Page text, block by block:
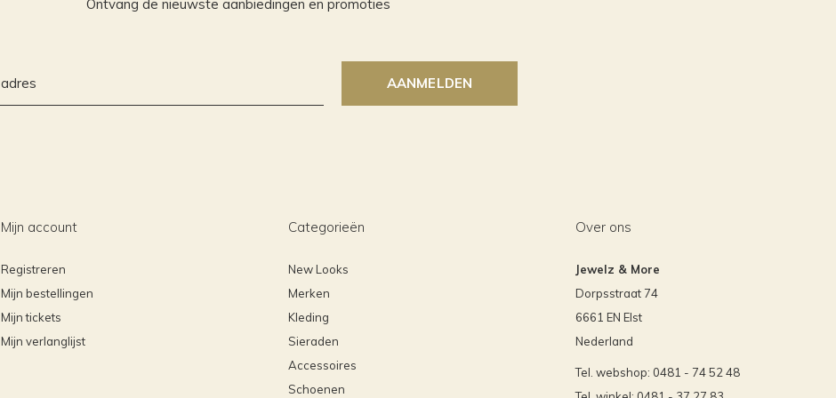
Ontvang de nieuwste aanbiedingen en promoties
AANMELDEN
Mijn account
Registreren
Mijn bestellingen
Mijn tickets
Mijn verlanglijst
Categorieën
New Looks
Merken
Kleding
Sieraden
Accessoires
Schoenen
Over ons
Jewelz & More
Dorpsstraat 74
6661 EN Elst
Nederland
Tel. webshop: 0481 - 74 52 48